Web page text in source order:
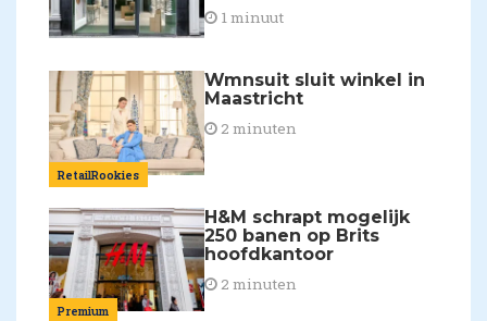
1 minuut
RetailRookies
Wmnsuit sluit winkel in
Maastricht
2 minuten
Premium
H&M schrapt mogelijk
250 banen op Brits
hoofdkantoor
2 minuten